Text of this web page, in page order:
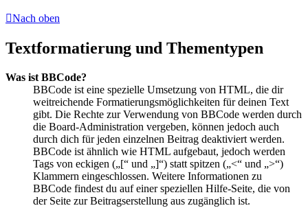
Nach oben
Textformatierung und Thementypen
Was ist BBCode?
BBCode ist eine spezielle Umsetzung von HTML, die dir
weitreichende Formatierungsmöglichkeiten für deinen Text
gibt. Die Rechte zur Verwendung von BBCode werden durch
die Board-Administration vergeben, können jedoch auch
durch dich für jeden einzelnen Beitrag deaktiviert werden.
BBCode ist ähnlich wie HTML aufgebaut, jedoch werden
Tags von eckigen („[“ und „]“) statt spitzen („<“ und „>“)
Klammern eingeschlossen. Weitere Informationen zu
BBCode findest du auf einer speziellen Hilfe-Seite, die von
der Seite zur Beitragserstellung aus zugänglich ist.